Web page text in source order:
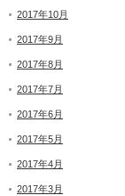
2017年10月
2017年9月
2017年8月
2017年7月
2017年6月
2017年5月
2017年4月
2017年3月